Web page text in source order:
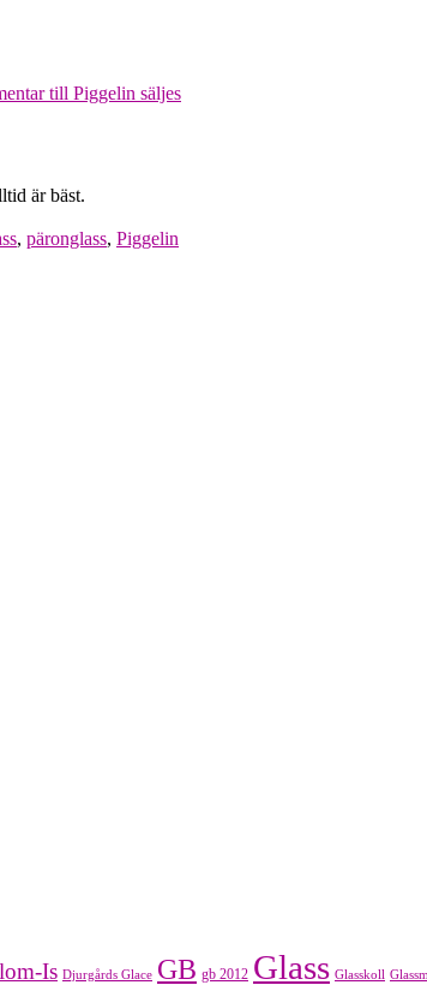
till Piggelin säljes
är bäst.
, päronglass, Piggelin
Is Djurgårds Glace GB gb 2012 Glass Glasskoll